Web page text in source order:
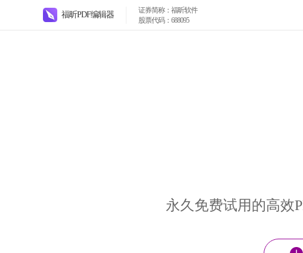
福昕PDF编辑器
证券简称：福昕软件
股票代码：688095
永久免费试用的高效